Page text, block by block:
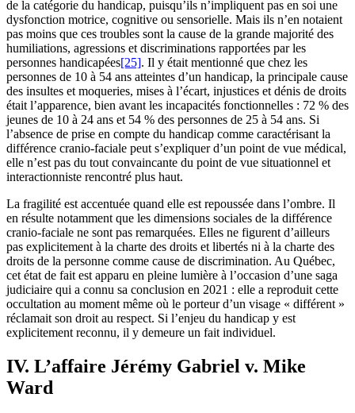
de la catégorie du handicap, puisqu’ils n’impliquent pas en soi une
dysfonction motrice, cognitive ou sensorielle. Mais ils n’en notaient
pas moins que ces troubles sont la cause de la grande majorité des
humiliations, agressions et discriminations rapportées par les
personnes handicapées[25]. Il y était mentionné que chez les
personnes de 10 à 54 ans atteintes d’un handicap, la principale cause
des insultes et moqueries, mises à l’écart, injustices et dénis de droits
était l’apparence, bien avant les incapacités fonctionnelles : 72 % des
jeunes de 10 à 24 ans et 54 % des personnes de 25 à 54 ans. Si
l’absence de prise en compte du handicap comme caractérisant la
différence cranio-faciale peut s’expliquer d’un point de vue médical,
elle n’est pas du tout convaincante du point de vue situationnel et
interactionniste rencontré plus haut.
La fragilité est accentuée quand elle est repoussée dans l’ombre. Il
en résulte notamment que les dimensions sociales de la différence
cranio-faciale ne sont pas remarquées. Elles ne figurent d’ailleurs
pas explicitement à la charte des droits et libertés ni à la charte des
droits de la personne comme cause de discrimination. Au Québec,
cet état de fait est apparu en pleine lumière à l’occasion d’une saga
judiciaire qui a connu sa conclusion en 2021 : elle a reproduit cette
occultation au moment même où le porteur d’un visage « différent »
réclamait son droit au respect. Si l’enjeu du handicap y est
explicitement reconnu, il y demeure un fait individuel.
IV. L’affaire Jérémy Gabriel v. Mike
Ward